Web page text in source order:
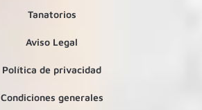
Tanatorios
Aviso Legal
Política de privacidad
Condiciones generales